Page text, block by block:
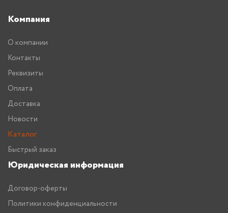
Компания
О компании
Контакты
Реквизиты
Оплата
Доставка
Новости
Каталог
Быстрый заказ
Юридическая информация
Договор-оферты
Политики конфиденциальности